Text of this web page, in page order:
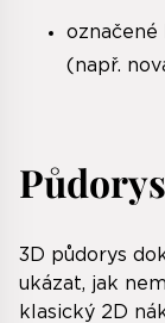
(např.
3D půdorys
ukázat, jak
klasický 2D